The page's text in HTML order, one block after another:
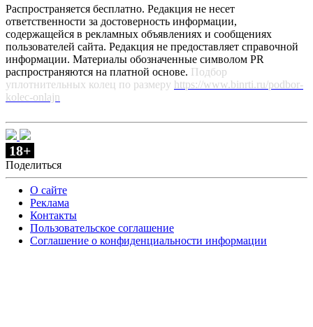
Распространяется бесплатно. Редакция не несет
ответственности за достоверность информации,
содержащейся в рекламных объявлениях и сообщениях
пользователей сайта. Редакция не предоставляет справочной
информации. Материалы обозначенные символом PR
распространяются на платной основе. Подбор
уплотнительных колец по размеру https://www.binrti.ru/podbor-
kolec-onlajn
18+
Поделиться
О сайте
Реклама
Контакты
Пользовательское соглашение
Соглашение о конфиденциальности информации